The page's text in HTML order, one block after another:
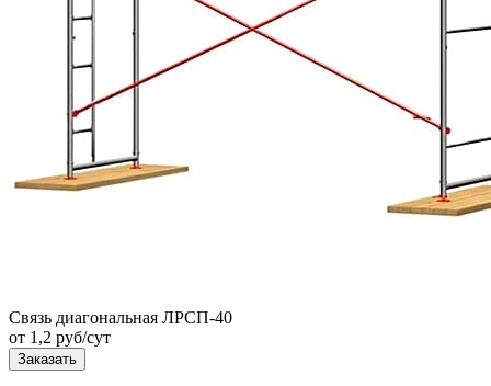
Связь диагональная ЛРСП-40
от 1,2 руб/сут
Заказать